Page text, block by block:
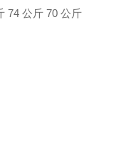
74 公斤 70 公斤